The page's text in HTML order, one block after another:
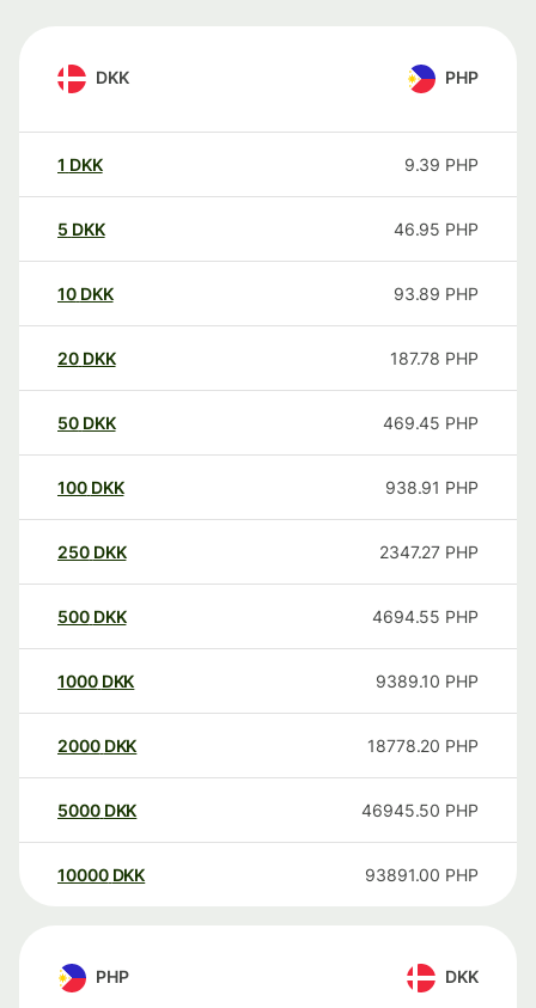
DKK PHP
1 DKK 9.39 PHP
5 DKK 46.95 PHP
10 DKK 93.89 PHP
20 DKK 187.78 PHP
50 DKK 469.45 PHP
100 DKK 938.91 PHP
250 DKK 2347.27 PHP
500 DKK 4694.55 PHP
1000 DKK 9389.10 PHP
2000 DKK 18778.20 PHP
5000 DKK 46945.50 PHP
10000 DKK 93891.00 PHP
PHP DKK